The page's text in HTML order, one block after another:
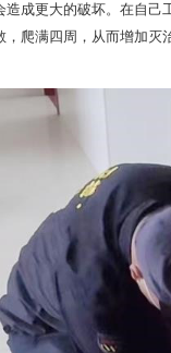
成更大的破坏。在自
爬满四周，从而增加